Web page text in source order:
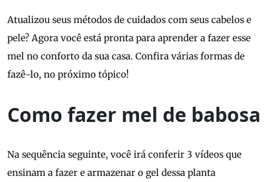
Atualizou seus métodos de cuidados com seus cabelos e
pele? Agora você está pronta para aprender a fazer esse
mel no conforto da sua casa. Confira várias formas de
fazê-lo, no próximo tópico!
Como fazer mel de babosa
Na sequência seguinte, você irá conferir 3 vídeos que
ensinam a fazer e armazenar o gel dessa planta